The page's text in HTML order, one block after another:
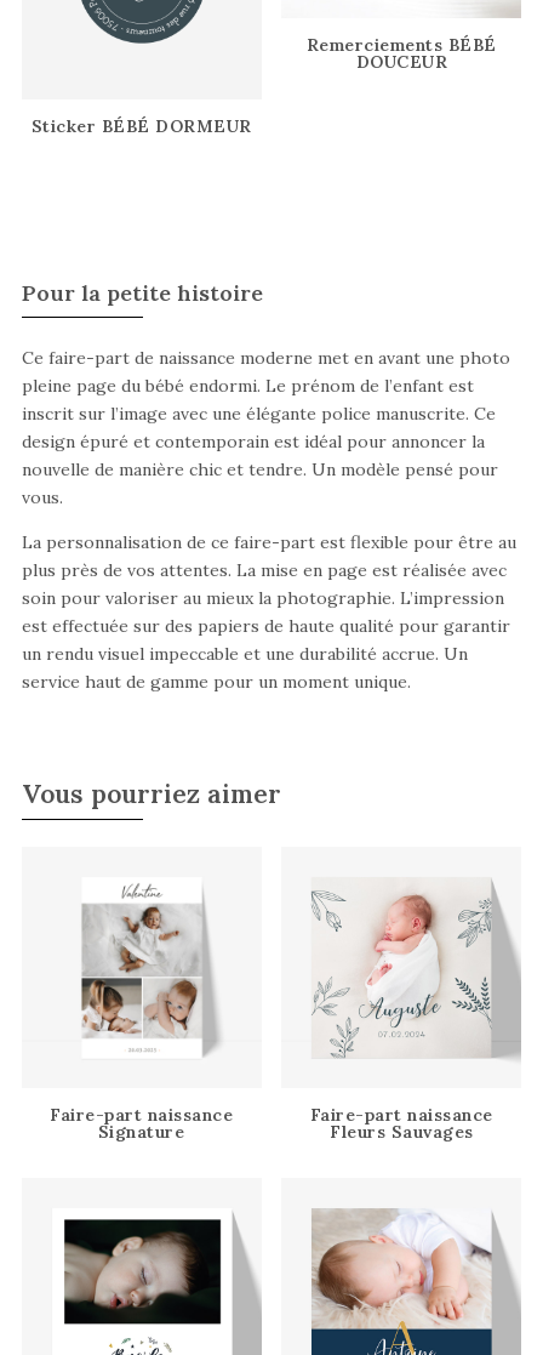
Sticker BÉBÉ DORMEUR
Remerciements BÉBÉ
DOUCEUR
Pour la petite histoire
Ce faire-part de naissance moderne met en avant une photo
pleine page du bébé endormi. Le prénom de l’enfant est
inscrit sur l’image avec une élégante police manuscrite. Ce
design épuré et contemporain est idéal pour annoncer la
nouvelle de manière chic et tendre. Un modèle pensé pour
vous.
La personnalisation de ce faire-part est flexible pour être au
plus près de vos attentes. La mise en page est réalisée avec
soin pour valoriser au mieux la photographie. L’impression
est effectuée sur des papiers de haute qualité pour garantir
un rendu visuel impeccable et une durabilité accrue. Un
service haut de gamme pour un moment unique.
Vous pourriez aimer
Faire-part naissance
Signature
Faire-part naissance
Fleurs Sauvages